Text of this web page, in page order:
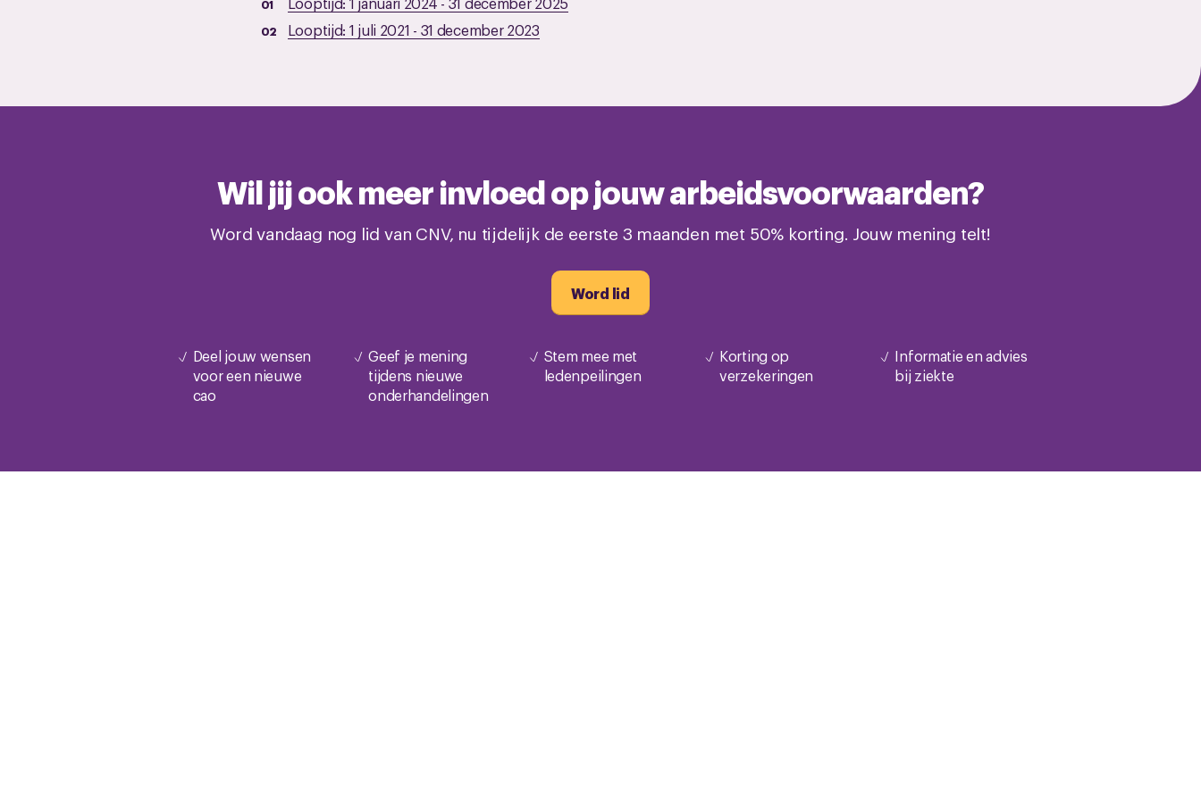
Looptijd: 1 juli 2021 - 31 december 2023
Wil jij ook meer invloed op jouw arbeidsvoorwaarden?
Word vandaag nog lid van CNV, nu tijdelijk de eerste 3 maanden met 50% korting. Jouw mening telt!
Word lid
Deel jouw wensen
voor een nieuwe
cao
Geef je mening
tijdens nieuwe
onderhandelingen
Stem mee met
ledenpeilingen
Korting op
verzekeringen
Informatie en advies
bij ziekte